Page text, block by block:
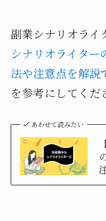
副業シナリオライ
シナリオライター
法や注意点を解説
を参考にしてくだ
あわせて読みたい